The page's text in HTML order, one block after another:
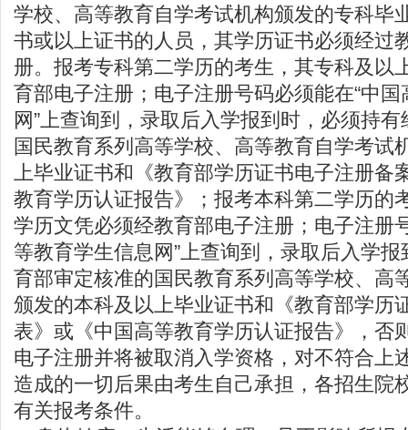
学校、高等教育自学考试机构颁发的专科毕
书或以上证书的人员，其学历证书必须经过
册。报考专科第二学历的考生，其专科及以
育部电子注册；电子注册号码必须能在“中
网”上查询到，录取后入学报到时，必须持
国民教育系列高等学校、高等教育自学考试
上毕业证书和《教育部学历证书电子注册备
教育学历认证报告》；报考本科第二学历的
学历文凭必须经教育部电子注册；电子注册
等教育学生信息网”上查询到，录取后入学
育部审定核准的国民教育系列高等学校、高
颁发的本科及以上毕业证书和《教育部学历
表》或《中国高等教育学历认证报告》，否
电子注册并将被取消入学资格，对不符合上
造成的一切后果由考生自己承担，各招生院
有关报考条件。